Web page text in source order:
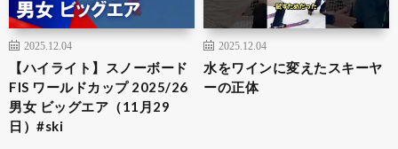
2025.12.04
【ハイライト】スノーボード
FIS ワールドカップ 2025/26
男女 ビッグエア（11月29
日）#ski
2025.12.04
水をワインに変えたスキーヤ
ーの正体